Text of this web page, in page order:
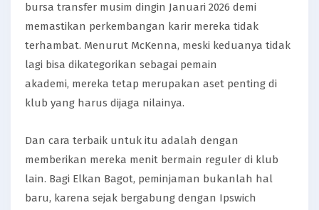
bursa transfer musim dingin Januari 2026 demi
memastikan perkembangan karir mereka tidak
terhambat. Menurut McKenna, meski keduanya tidak
lagi bisa dikategorikan sebagai pemain
akademi, mereka tetap merupakan aset penting di
klub yang harus dijaga nilainya.
Dan cara terbaik untuk itu adalah dengan
memberikan mereka menit bermain reguler di klub
lain. Bagi Elkan Bagot, peminjaman bukanlah hal
baru, karena sejak bergabung dengan Ipswich